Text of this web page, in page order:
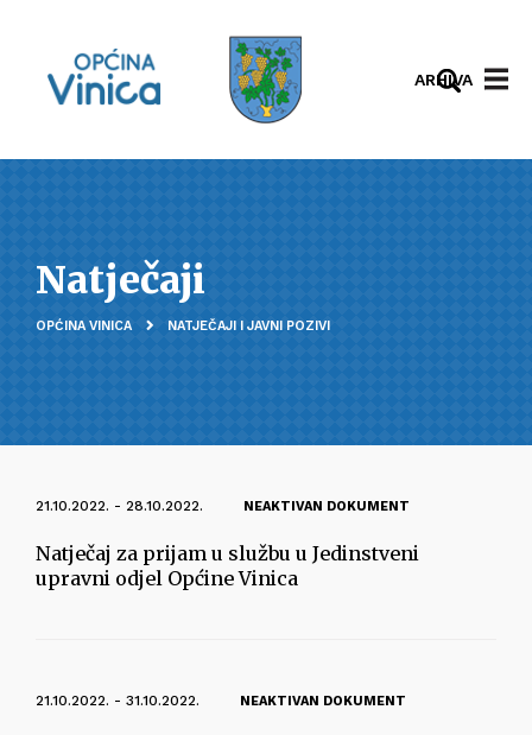
ARHIVA
Natječaji
OPĆINA VINICA NATJEČAJI I JAVNI POZIVI
21.10.2022. - 28.10.2022. NEAKTIVAN DOKUMENT
Natječaj za prijam u službu u Jedinstveni
upravni odjel Općine Vinica
21.10.2022. - 31.10.2022. NEAKTIVAN DOKUMENT